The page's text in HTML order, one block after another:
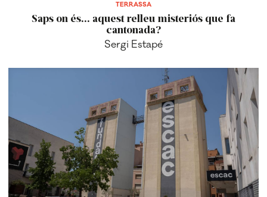
TERRASSA
Saps on és... aquest relleu misteriós que fa
cantonada?
Sergi Estapé